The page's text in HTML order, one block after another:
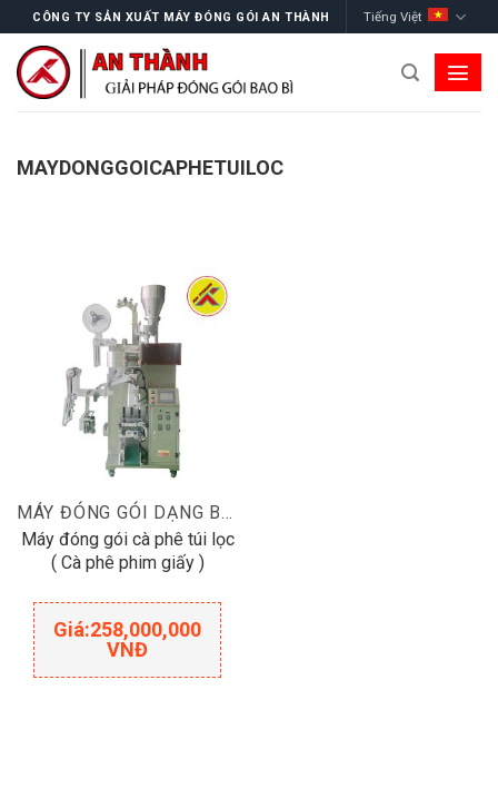
to
content
CÔNG TY SẢN XUẤT MÁY ĐÓNG GÓI AN THÀNH Tiếng Việt
MAYDONGGOICAPHETUILOC
MÁY ĐÓNG GÓI DẠNG BỘT
Máy đóng gói cà phê túi lọc
( Cà phê phim giấy )
Giá:258,000,000
VNĐ